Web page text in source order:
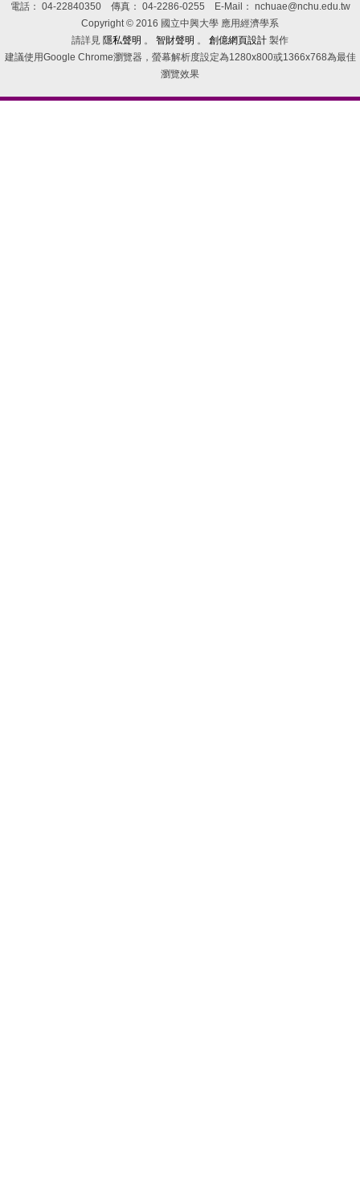
電話： 04-22840350
傳真： 04-2286-0255
E-Mail： nchuae@nchu.edu.tw
Copyright © 2016 國立中興大學 應用經濟學系
請詳見 隱私聲明 。 智財聲明 。 創億網頁設計 製作
建議使用Google Chrome瀏覽器，螢幕解析度設定為1280x800或1366x768為最佳
瀏覽效果